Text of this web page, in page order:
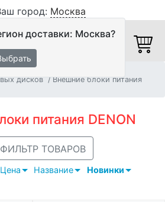
город: Москва
доставки: Москва?
дисков
Внешние блоки питания
питания DENON
ФИЛЬТР ТОВАРОВ
Цена Название Новинки